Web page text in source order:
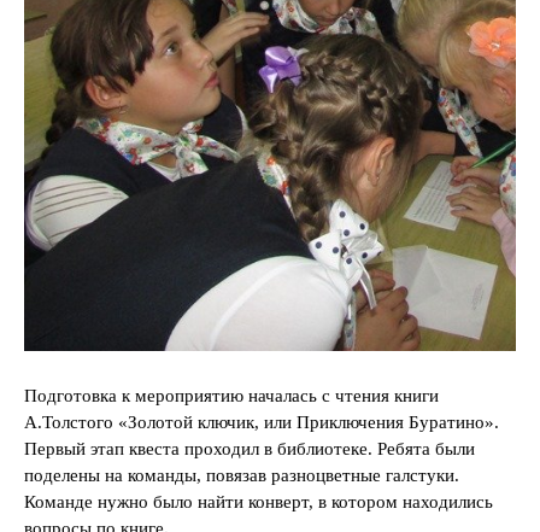
Подготовка к мероприятию началась с чтения книги
А.Толстого «Золотой ключик, или Приключения Буратино».
Первый этап квеста проходил в библиотеке. Ребята были
поделены на команды, повязав разноцветные галстуки.
Команде нужно было найти конверт, в котором находились